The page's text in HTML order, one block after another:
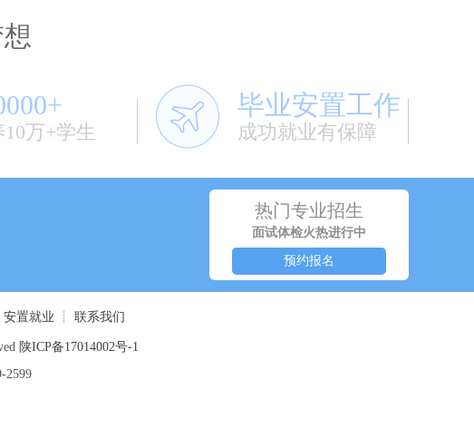
万+学生
毕业安置工作
成功就业有保障
热门专业招生
面试体检火热进行中
预约报名
安置就业 ┊ 联系我们
陕ICP备17014002号-1
2599